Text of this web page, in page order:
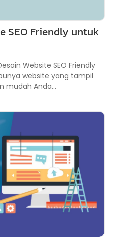
SEO Friendly untuk
Website SEO Friendly
website yang tampil
mudah Anda...